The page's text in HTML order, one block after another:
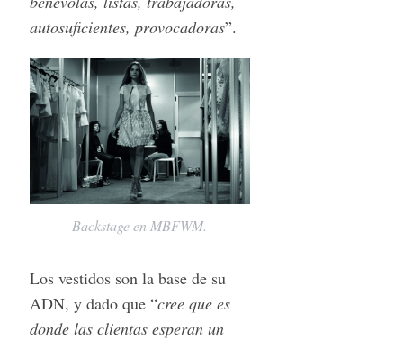
autosuficientes, provocadoras”.
Backstage en MBFWM.
Los vestidos son la base de su
ADN, y dado que “cree que es
donde las clientas esperan un